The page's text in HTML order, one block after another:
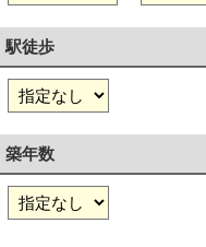
駅徒歩
築年数